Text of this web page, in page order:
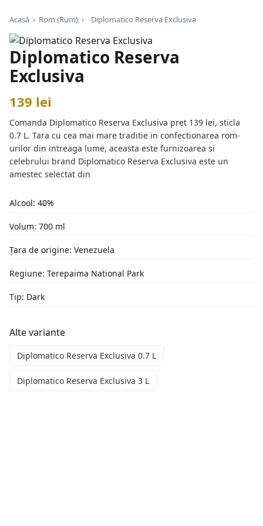
Acasă › Rom (Rum) › Diplomatico Reserva Exclusiva
Diplomatico Reserva
Exclusiva
139 lei
Comanda Diplomatico Reserva Exclusiva pret 139 lei, sticla
0.7 L. Tara cu cea mai mare traditie in confectionarea rom-
urilor din intreaga lume, aceasta este furnizoarea si
celebrului brand Diplomatico Reserva Exclusiva este un
amestec selectat din
Alcool: 40%
Volum: 700 ml
Țara de origine: Venezuela
Regiune: Terepaima National Park
Tip: Dark
Alte variante
Diplomatico Reserva Exclusiva 0.7 L
Diplomatico Reserva Exclusiva 3 L